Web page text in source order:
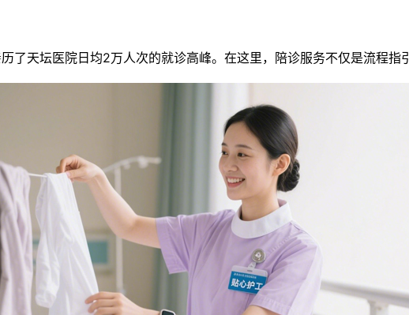
天坛医院日均2万人次的就诊高峰。在这里，陪诊服务不仅是流程指